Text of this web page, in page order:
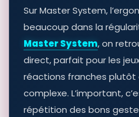
Sur Master System,
beaucoup dans la
Master System, on
direct, parfait pour les
réactions franches plutôt
complexe. L’important,
répétition des bons